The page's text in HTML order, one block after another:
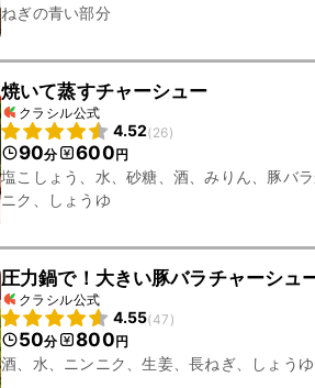
ねぎの青い部分
焼いて蒸すチャーシュー
クラシル公式
4.52(26)
90分 600円
塩こしょう、水、砂糖、酒、みりん、豚バ
ニク、しょうゆ
圧力鍋で！大きい豚バラチャーシュ
クラシル公式
4.55(47 )
50分 800円
酒、水、ニンニク、生姜、長ねぎ、しょう